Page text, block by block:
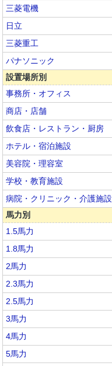
三菱電機
日立
三菱重工
パナソニック
設置場所別
事務所・オフィス
商店・店舗
飲食店・レストラン・厨房
ホテル・宿泊施設
美容院・理容室
学校・教育施設
病院・クリニック・介護施設
馬力別
1.5馬力
1.8馬力
2馬力
2.3馬力
2.5馬力
3馬力
4馬力
5馬力